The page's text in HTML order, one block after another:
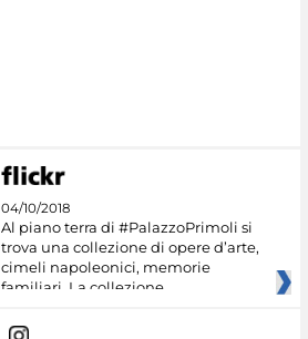
04/10/2018
Al piano terra di #PalazzoPrimoli si
trova una collezione di opere d’arte,
cimeli napoleonici, memorie
familiari. La collezione